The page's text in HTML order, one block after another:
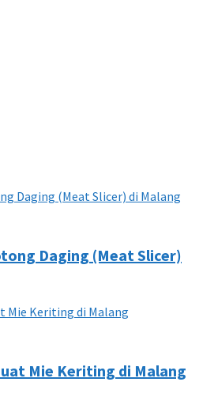
Daging (Meat Slicer)
Mie Keriting di Malang